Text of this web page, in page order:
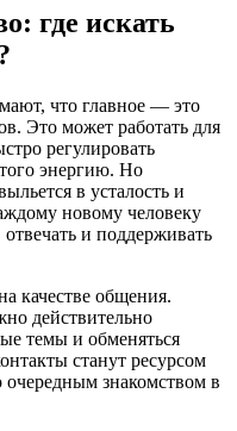
где искать
что главное — это
Это может работать для
регулировать
энергию. Но
в усталость и
новому человеку
и поддерживать
качестве общения.
действительно
темы и обменяться
станут ресурсом
очередным знакомством в